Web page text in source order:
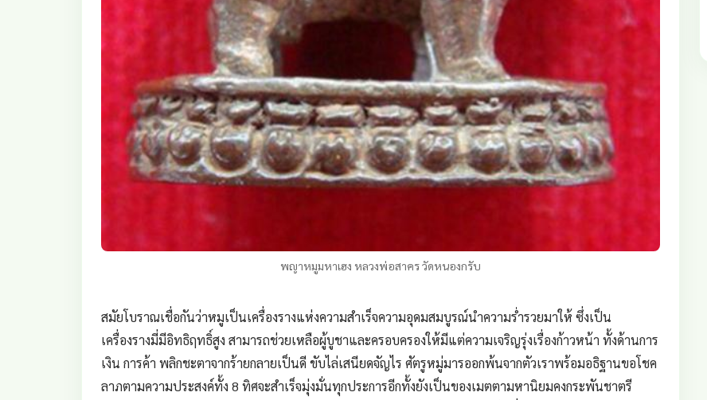
พญาหมูมหาเฮง หลวงพ่อสาคร วัดหนองกรับ
สมัยโบราณเชื่อกันว่าหมูเป็นเครื่องรางแห่งความสำเร็จความอุดมสมบูรณ์นำความร่ำรวยมาให้ ซึ่งเป็น
เครื่องรางมี่มีอิทธิฤทธิ์สูง สามารถช่วยเหลือผู้บูชาและครอบครองให้มีแต่ความเจริญรุ่งเรื่องก้าวหน้า ทั้งด้านการ
เงิน การค้า พลิกชะตาจากร้ายกลายเป็นดี ขับไล่เสนียดจัญไร ศัตรูหมู่มารออกพ้นจากตัวเราพร้อมอธิฐานขอโชค
ลาภตามความประสงค์ทั้ง 8 ทิศจะสำเร็จมุ่งมั่นทุกประการอีกทั้งยังเป็นของเมตตามหานิยมคงกระพันชาตรี